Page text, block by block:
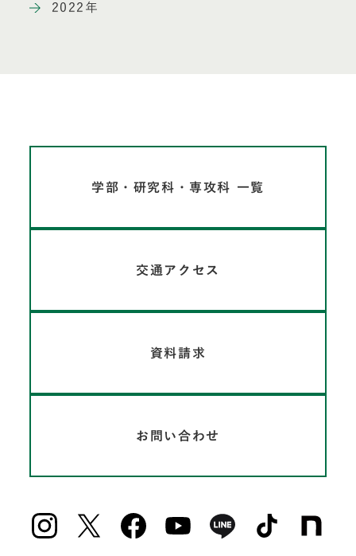
2022年
学部・研究科・専攻科 一覧
交通アクセス
資料請求
お問い合わせ